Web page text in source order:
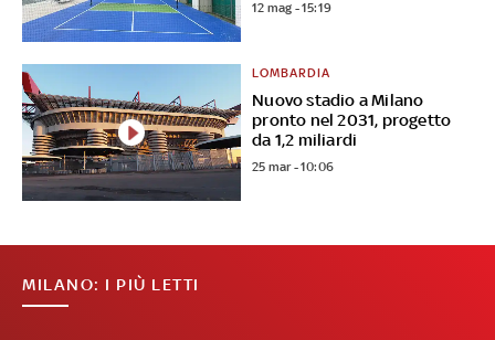
12 mag - 15:19
Nuovo stadio a Milano
pronto nel 2031, progetto
da 1,2 miliardi
LOMBARDIA
25 mar - 10:06
MILANO: I PIÙ LETTI